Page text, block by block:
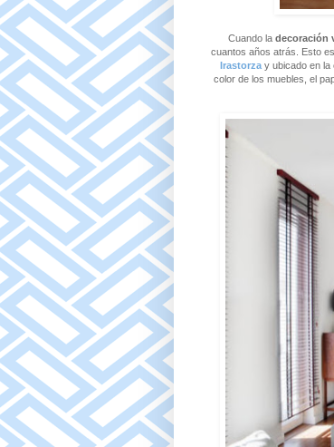
Cuando la decoración
cuantos años atrás. Esto
Irastorzay ubicado en la
color de los muebles, el